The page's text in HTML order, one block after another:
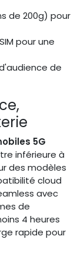
de 200g) pour
pour une
de
5G
inférieure à
des modèles
cloud
avec
de
4 heures
rapide pour